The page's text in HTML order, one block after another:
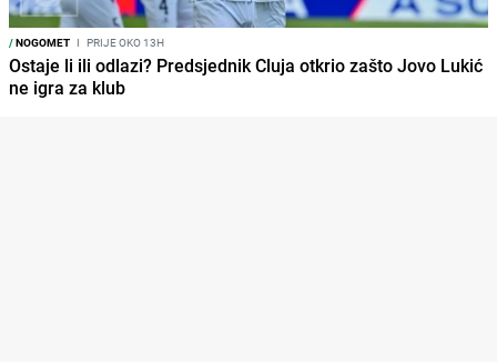
/NOGOMET I PRIJE OKO 13H
Ostaje li ili odlazi? Predsjednik Cluja otkrio zašto Jovo Lukić
ne igra za klub